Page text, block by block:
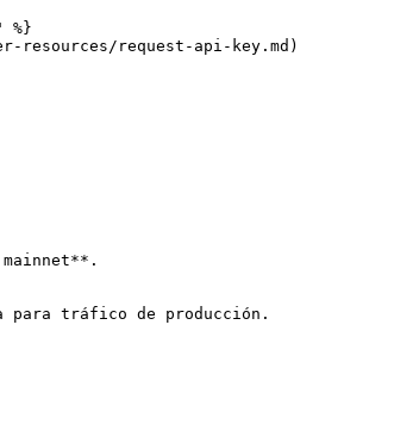
%}
request-api-key.md)
para tráfico de producción.